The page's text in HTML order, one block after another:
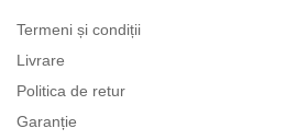
Termeni și condiții
Livrare
Politica de retur
Garanție